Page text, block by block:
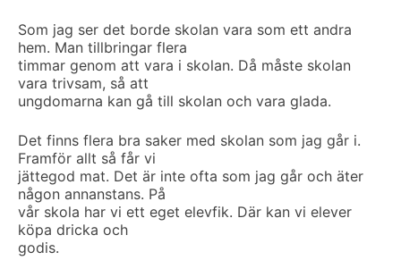
Som jag ser det borde skolan vara som ett andra
hem. Man tillbringar flera
timmar genom att vara i skolan. Då måste skolan
vara trivsam, så att
ungdomarna kan gå till skolan och vara glada.
Det finns flera bra saker med skolan som jag går i.
Framför allt så får vi
jättegod mat. Det är inte ofta som jag går och äter
någon annanstans. På
vår skola har vi ett eget elevfik. Där kan vi elever
köpa dricka och
godis.